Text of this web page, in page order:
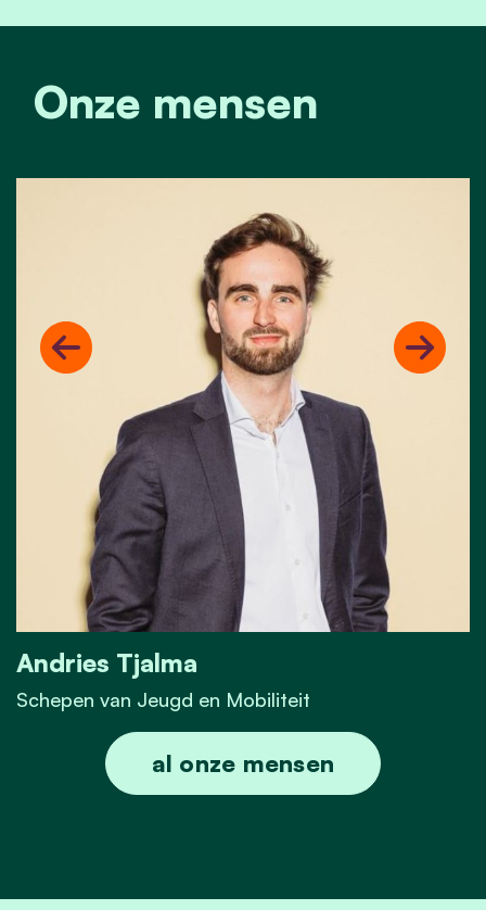
Onze mensen
Andries Tjalma
Schepen van Jeugd en Mobiliteit
Andries Tjalma
Previous Next
al onze mensen